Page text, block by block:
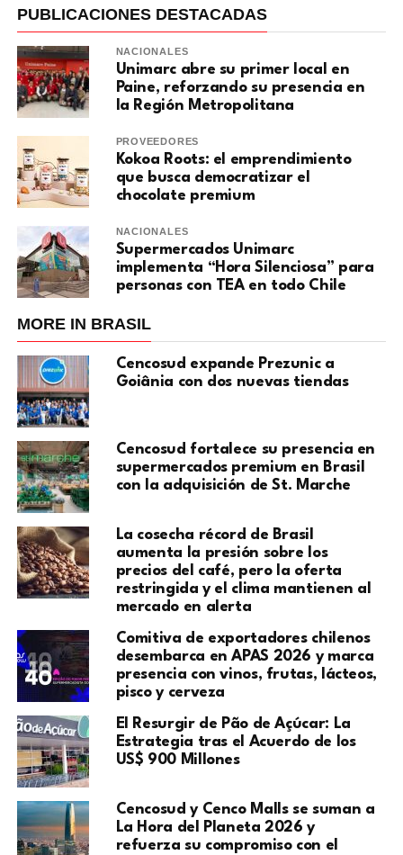
PUBLICACIONES DESTACADAS
NACIONALES
Unimarc abre su primer local en
Paine, reforzando su presencia en
la Región Metropolitana
PROVEEDORES
Kokoa Roots: el emprendimiento
que busca democratizar el
chocolate premium
NACIONALES
Supermercados Unimarc
implementa “Hora Silenciosa” para
personas con TEA en todo Chile
MORE IN BRASIL
Cencosud expande Prezunic a
Goiânia con dos nuevas tiendas
Cencosud fortalece su presencia en
supermercados premium en Brasil
con la adquisición de St. Marche
La cosecha récord de Brasil
aumenta la presión sobre los
precios del café, pero la oferta
restringida y el clima mantienen al
mercado en alerta
Comitiva de exportadores chilenos
desembarca en APAS 2026 y marca
presencia con vinos, frutas, lácteos,
pisco y cerveza
​El Resurgir de Pão de Açúcar: La
Estrategia tras el Acuerdo de los
US$ 900 Millones
Cencosud y Cenco Malls se suman a
La Hora del Planeta 2026 y
refuerza su compromiso con el